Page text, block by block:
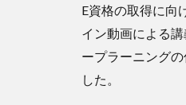
報
交
E資格の取得に向
イン動画による
ープラーニング
した。